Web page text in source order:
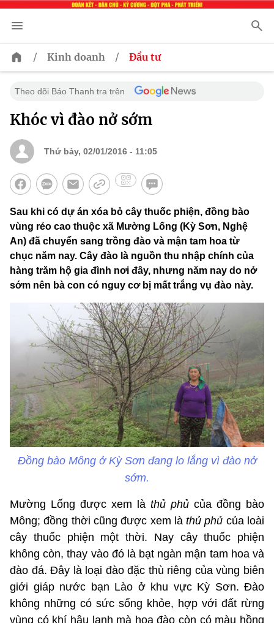
/ Kinh doanh / Đầu tư
Theo dõi Báo Thanh tra trên
Khóc vì đào nở sớm
Thứ bảy, 02/01/2016 - 11:05
Sau khi có dự án xóa bỏ cây thuốc phiện, đồng bào
vùng rẻo cao thuộc xã Mường Lống (Kỳ Sơn, Nghệ
An) đã chuyển sang trồng đào và mận tam hoa từ
chục năm nay. Cây đào là nguồn thu nhập chính của
hàng trăm hộ gia đình nơi đây, nhưng năm nay do nở
sớm nên bà con có nguy cơ bị mất trắng vụ đào này.
Đồng bào Mông ở Kỳ Sơn đang lo lắng vì đào nở
sớm.
Mường Lống được xem là thủ phủ của đồng bào
Mông; đồng thời cũng được xem làthủ phủ của loài
cây thuốc phiện một thời. Nay cây thuốc phiện
không còn, thay vào đó là bạt ngàn mận tam hoa và
đào đá. Đây là loại đào đặc thù riêng của vùng biên
giới giáp nước bạn Lào ở khu vực Kỳ Sơn. Đào
không những có sức sống khỏe, hợp với đất rừng
vùng có khí hậu lạnh mà hoa đào còn có màu hồng